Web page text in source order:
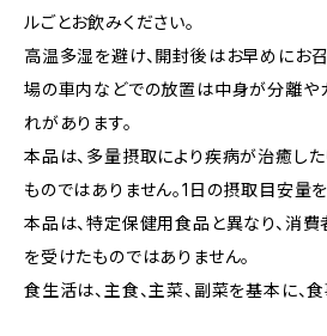
ルごとお飲みください。
高温多湿を避け、開封後はお早めにお
場の車内などでの放置は中身が分離や
れがあります。
本品は、多量摂取により疾病が治癒した
ものではありません。1日の摂取目安量を
本品は、特定保健用食品と異なり、消
を受けたものではありません。
食生活は、主食、主菜、副菜を基本に、食